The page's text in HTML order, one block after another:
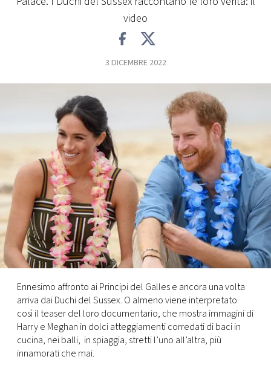
CONCORSI
EVENTI
VIDEO
TV
PRINCIPATO
DI
MONACO
RMC
CONSIGLIA
video
3 DICEMBRE 2022
Ennesimo affronto ai Principi del Galles e ancora una volta
arriva dai Duchi del Sussex. O almeno viene interpretato
così il teaser del loro documentario, che mostra immagini di
Harry e Meghan in dolci atteggiamenti corredati di baci in
cucina, nei balli, in spiaggia, stretti l’uno all’altra, più
innamorati che mai.